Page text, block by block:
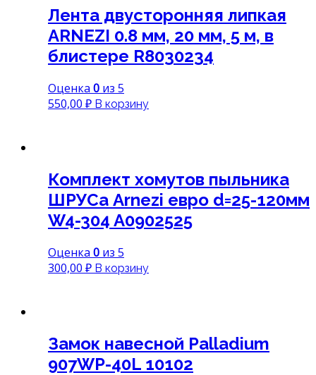
Лента двусторонняя липкая
ARNEZI 0.8 мм, 20 мм, 5 м, в
блистере R8030234
Оценка 0 из 5
550,00 ₽ В корзину
Комплект хомутов пыльника
ШРУСа Arnezi евро d=25-120мм
W4-304 A0902525
Оценка 0 из 5
300,00 ₽ В корзину
Замок навесной Palladium
907WP-40L 10102